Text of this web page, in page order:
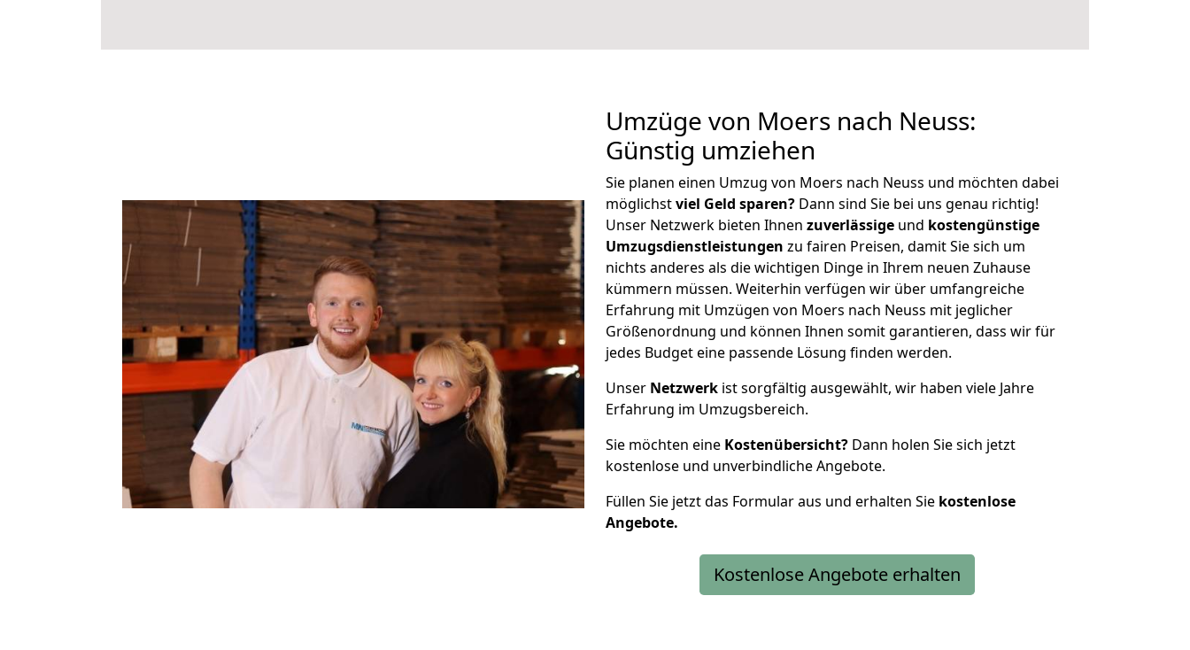
Umzüge von Moers nach Neuss:
Günstig umziehen
Sie planen einen Umzug von Moers nach Neuss und möchten dabei
möglichstviel Geld sparen? Dann sind Sie bei uns genau richtig!
Unser Netzwerk bieten Ihnen zuverlässige und kostengünstige
Umzugsdienstleistungen zu fairen Preisen, damit Sie sich um
nichts anderes als die wichtigen Dinge in Ihrem neuen Zuhause
kümmern müssen. Weiterhin verfügen wir über umfangreiche
Erfahrung mit Umzügen von Moers nach Neuss mit jeglicher
Größenordnung und können Ihnen somit garantieren, dass wir für
jedes Budget eine passende Lösung finden werden.
Unser Netzwerk ist sorgfältig ausgewählt, wir haben viele Jahre
Erfahrung im Umzugsbereich.
Sie möchten eine Kostenübersicht? Dann holen Sie sich jetzt
kostenlose und unverbindliche Angebote.
Füllen Sie jetzt das Formular aus und erhalten Sie kostenlose
Angebote.
Kostenlose Angebote erhalten